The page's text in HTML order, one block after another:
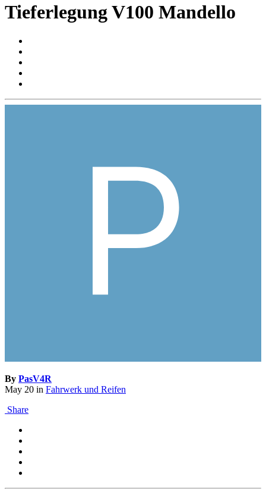
Tieferlegung V100 Mandello
By PasV4R
May 20 in Fahrwerk und Reifen
Share